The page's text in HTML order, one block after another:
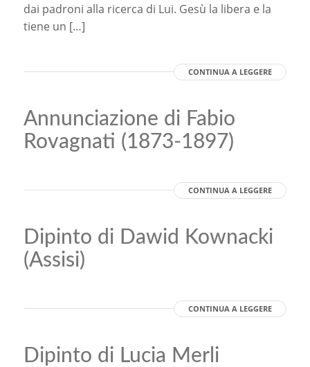
dai padroni alla ricerca di Lui. Gesù la libera e la
tiene un […]
CONTINUA A LEGGERE
Annunciazione di Fabio
Rovagnati (1873-1897)
CONTINUA A LEGGERE
Dipinto di Dawid Kownacki
(Assisi)
CONTINUA A LEGGERE
Dipinto di Lucia Merli